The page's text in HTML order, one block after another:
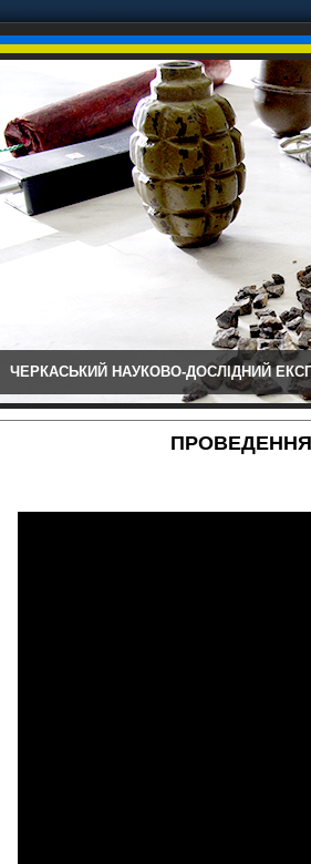
ЧЕРКАСЬКИЙ НАУКОВО-ДОСЛІДНИЙ
ПРОВЕДЕННЯ